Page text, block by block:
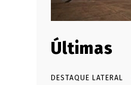
Últimas
DESTAQUE LATERAL